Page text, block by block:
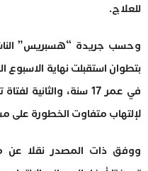
للعلاج.
وحسب جريدة “هسبريس”
بتطوان استقبلت نهاية الاسبوع
لإلتهاب متفاوت الخطورة
ووفق ذات المصدر نقلا عن